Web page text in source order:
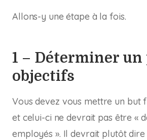
Allons-y une étape à la fois.
1 – Déterminer un
objectifs
Vous devez vous mettre un but
et celui-ci ne devrait pas être «
employés ». Il devrait plutôt dire